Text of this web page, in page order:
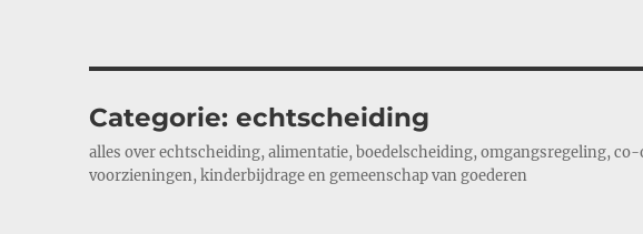
Categorie:echtscheiding
alles over echtscheiding, alimentatie, boedelscheiding, omgangsregeling,
voorzieningen, kinderbijdrage en gemeenschap van goederen